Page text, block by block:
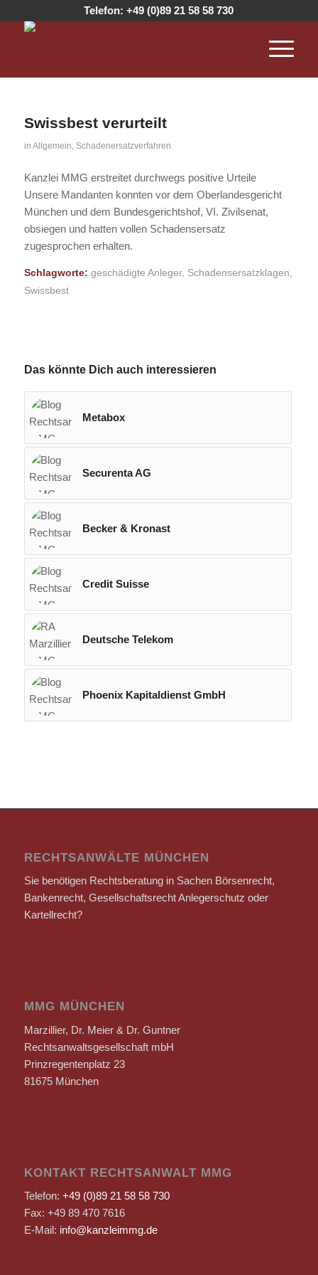
Telefon:+49 (0)89 21 58 58 730
Swissbest verurteilt
in Allgemein, Schadenersatzverfahren
Kanzlei MMG erstreitet durchwegs positive Urteile
Unsere Mandanten konnten vor dem Oberlandesgericht
München und dem Bundesgerichtshof, VI. Zivilsenat,
obsiegen und hatten vollen Schadensersatz
zugesprochen erhalten.
Schlagworte: geschädigte Anleger, Schadensersatzklagen
Swissbest
Das könnte Dich auch interessieren
Metabox
Securenta AG
Becker & Kronast
Credit Suisse
Deutsche Telekom
Phoenix Kapitaldienst GmbH
RECHTSANWÄLTE MÜNCHEN
Sie benötigen Rechtsberatung in Sachen Börsenrecht,
Bankenrecht, Gesellschaftsrecht Anlegerschutz oder
Kartellrecht?
MMG MÜNCHEN
Marzillier, Dr. Meier & Dr. Guntner
Rechtsanwaltsgesellschaft mbH
Prinzregentenplatz 23
81675 München
KONTAKT RECHTSANWALT MMG
Telefon: +49 (0)89 21 58 58 730
Fax: +49 89 470 7616
E-Mail: info@kanzleimmg.de